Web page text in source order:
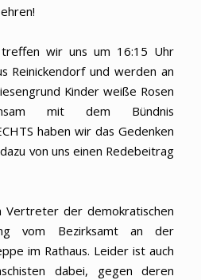
treffen wir uns um 16:15 Uhr
Reinickendorf und werden an
Kinder weiße Rosen
mit dem Bündnis
haben wir das Gedenken
von uns einen Redebeitrag
Vertreter der demokratischen
vom Bezirksamt an der
im Rathaus. Leider ist auch
dabei, gegen deren